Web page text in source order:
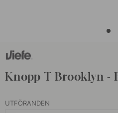
Knopp T Brooklyn -
UTFÖRANDEN